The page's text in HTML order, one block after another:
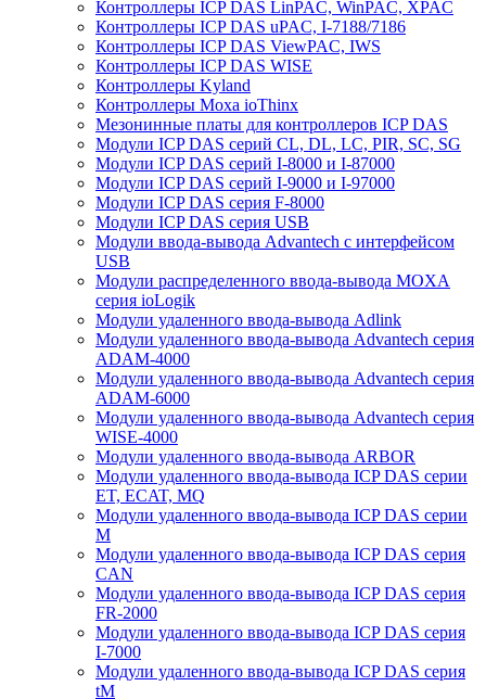
Контроллеры ICP DAS LinPAC, WinPAC, XPAC
Контроллеры ICP DAS uPAC, I-7188/7186
Контроллеры ICP DAS ViewPAC, IWS
Контроллеры ICP DAS WISE
Контроллеры Kyland
Контроллеры Moxa ioThinx
Мезонинные платы для контроллеров ICP DAS
Модули ICP DAS серий CL, DL, LC, PIR, SC, SG
Модули ICP DAS серий I-8000 и I-87000
Модули ICP DAS серий I-9000 и I-97000
Модули ICP DAS серия F-8000
Модули ICP DAS серия USB
Модули ввода-вывода Advantech с интерфейсом
USB
Модули распределенного ввода-вывода MOXA
серия ioLogik
Модули удаленного ввода-вывода Adlink
Модули удаленного ввода-вывода Advantech серия
ADAM-4000
Модули удаленного ввода-вывода Advantech серия
ADAM-6000
Модули удаленного ввода-вывода Advantech серия
WISE-4000
Модули удаленного ввода-вывода ARBOR
Модули удаленного ввода-вывода ICP DAS серии
ET, ECAT, MQ
Модули удаленного ввода-вывода ICP DAS серии
M
Модули удаленного ввода-вывода ICP DAS серия
CAN
Модули удаленного ввода-вывода ICP DAS серия
FR-2000
Модули удаленного ввода-вывода ICP DAS серия
I-7000
Модули удаленного ввода-вывода ICP DAS серия
tM